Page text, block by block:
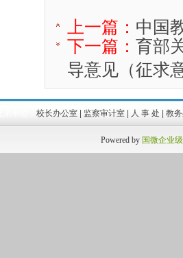
上一篇： 中国
下一篇： 育部
导意见（征求
校长办公室| 监察审计室| 人 事 处 教
Powered by 国微企业